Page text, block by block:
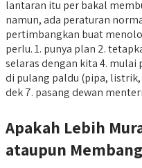
lantaran itu per bakal
namun, ada peraturan
pertimbangkan buat
perlu. 1. punya plan 2.
selaras dengan kita 4. mulai
di pulang paldu (pipa, listrik,
dek 7. pasang dewan
Apakah Lebih
ataupun